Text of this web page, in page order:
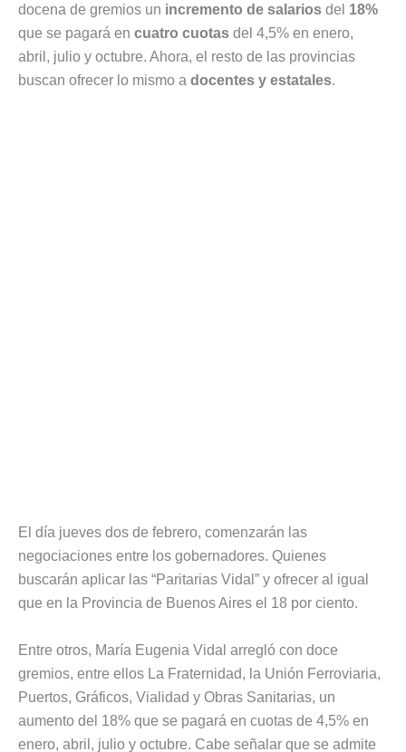
docena de gremios un incremento de salarios del 18%
que se pagará en cuatro cuotas del 4,5% en enero,
abril, julio y octubre. Ahora, el resto de las provincias
buscan ofrecer lo mismo a docentes y estatales.
El día jueves dos de febrero, comenzarán las
negociaciones entre los gobernadores. Quienes
buscarán aplicar las “Paritarias Vidal” y ofrecer al igual
que en la Provincia de Buenos Aires el 18 por ciento.
Entre otros, María Eugenia Vidal arregló con doce
gremios, entre ellos La Fraternidad, la Unión Ferroviaria,
Puertos, Gráficos, Vialidad y Obras Sanitarias, un
aumento del 18% que se pagará en cuotas de 4,5% en
enero, abril, julio y octubre. Cabe señalar que se admite